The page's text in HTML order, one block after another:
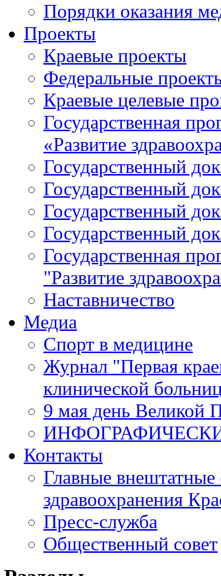
Порядки оказания
Проекты
Краевые проекты
Федеральные
Краевые целевые
Государственная
«Развитие
Государственный
Государственный
Государственный
Государственный
Государственная
"Развитие
Наставничество
Медиа
Спорт в медицине
Журнал "Первая
клинической
9 мая день Великой
Контакты
Главные внештатные
здравоохранения
Пресс-служба
Общественный совет